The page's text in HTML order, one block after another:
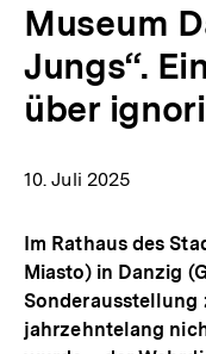
Museum
Jungs“.
über
10. Juli 2025
Im Rathaus des
Miasto) in Danzig
Sonderausstellung
jahrzehntelang